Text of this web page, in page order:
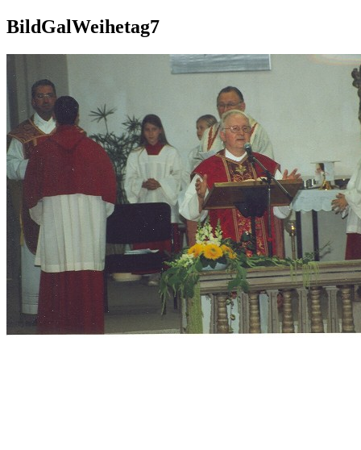
BildGalWeihetag7